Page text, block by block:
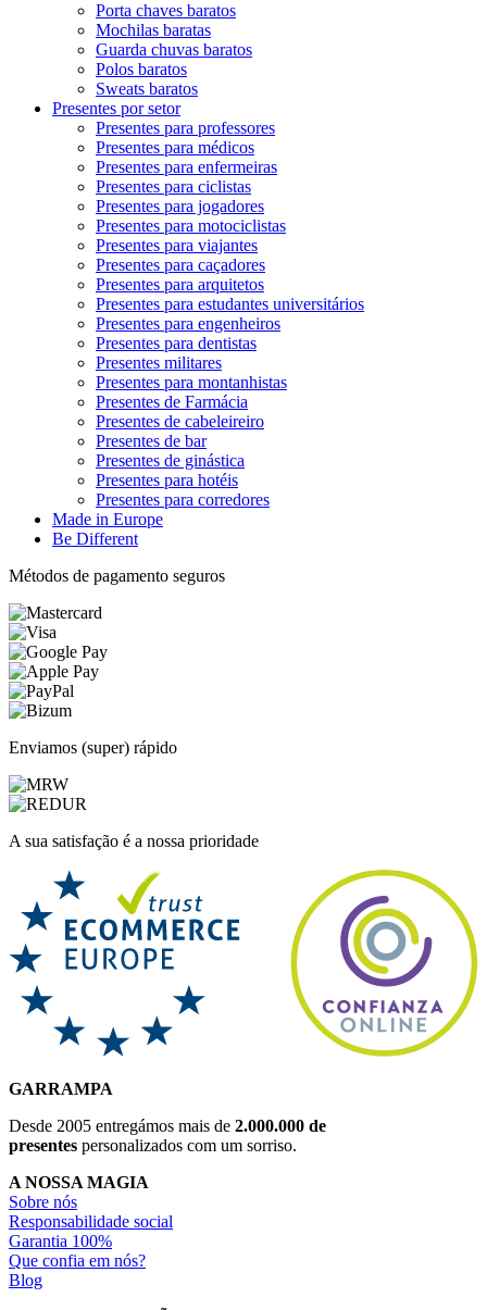
Porta chaves baratos
Mochilas baratas
Guarda chuvas baratos
Polos baratos
Sweats baratos
Presentes por setor
Presentes para professores
Presentes para médicos
Presentes para enfermeiras
Presentes para ciclistas
Presentes para jogadores
Presentes para motociclistas
Presentes para viajantes
Presentes para caçadores
Presentes para arquitetos
Presentes para estudantes universitários
Presentes para engenheiros
Presentes para dentistas
Presentes militares
Presentes para montanhistas
Presentes de Farmácia
Presentes de cabeleireiro
Presentes de bar
Presentes de ginástica
Presentes para hotéis
Presentes para corredores
Made in Europe
Be Different
Métodos de pagamento seguros
Enviamos (super) rápido
A sua satisfação é a nossa prioridade
GARRAMPA
Desde 2005 entregámos mais de 2.000.000 de
presentes personalizados com um sorriso.
A NOSSA MAGIA
Sobre nós
Responsabilidade social
Garantia 100%
Que confia em nós?
Blog